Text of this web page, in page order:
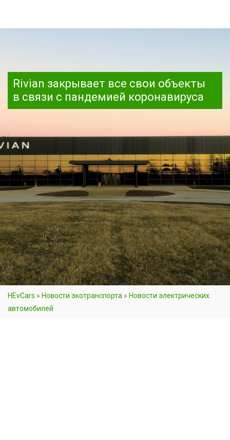
Rivian закрывает все свои объекты
в связи с пандемией коронавируса
HEvCars » Новости экотранспорта » Новости электрических
автомобилей